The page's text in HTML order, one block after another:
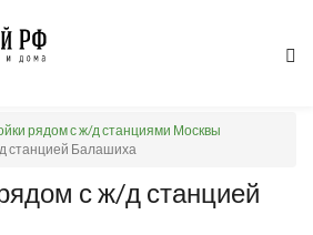
рядом с ж/д станциями Москвы
станцией Балашиха
с ж/д станцией